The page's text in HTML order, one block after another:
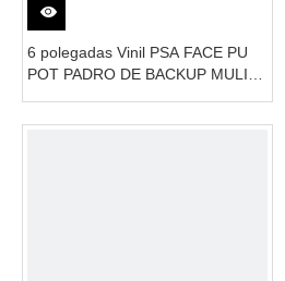
6 polegadas Vinil PSA FACE PU
POT PADRO DE BACKUP MULIT-